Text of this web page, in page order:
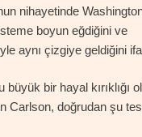
nihayetinde
boyun eğdiğini ve
aynı çizgiye geldiğini
büyük bir hayal kırıklığı
Carlson, doğrudan şu